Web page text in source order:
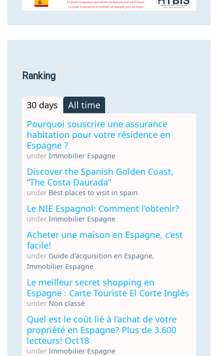
Ranking
30 days
All time
Pourquoi souscrire une assurance
habitation pour votre résidence en
Espagne ?
under Immobilier Espagne
Discover the Spanish Golden Coast,
“The Costa Daurada”
under Best places to visit in spain
Le NIE Espagnol: Comment l’obtenir?
under Immobilier Espagne
Acheter une maison en Espagne, c’est
facile!
under Guide d'acquisition en Espagne,
Immobilier Espagne
Le meilleur secret shopping en
Espagne : Carte Touriste El Corte Inglés
under Non classé
Quel est le coût lié à l’achat de votre
propriété en Espagne? Plus de 3.600
lecteurs! Oct18
under Immobilier Espagne